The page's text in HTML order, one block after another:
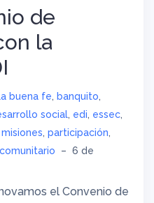
de
la
buena fe, banquito,
social, edi, essec,
misiones, participación,
– 6 de
el Convenio de